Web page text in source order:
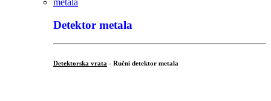
Detektor metala
Detektorska vrata - Ručni detektor metala